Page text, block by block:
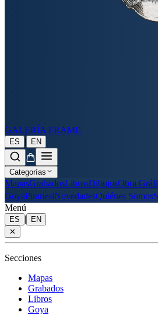
GALERÍA FRAME
ES | EN
Categorías
MapasGrabadosLibrosDibujosObra
GoyaPiranesiNovedadesQuiénes Somos
Menú
ES |
EN
✕
Secciones
Mapas
Grabados
Libros
Goya